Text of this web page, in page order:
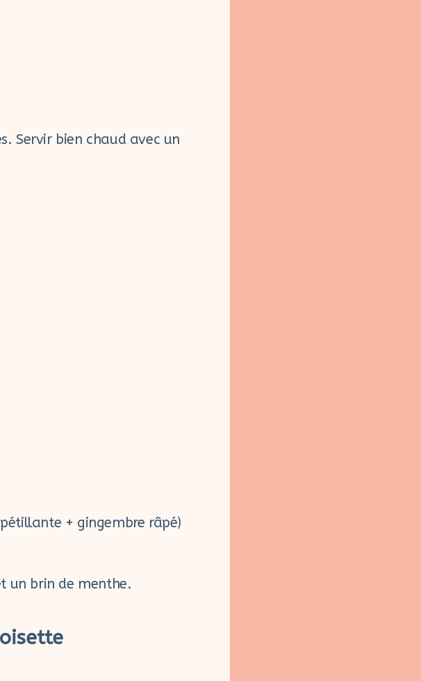
Servir bien chaud avec un
+ gingembre râpé)
un brin de menthe.